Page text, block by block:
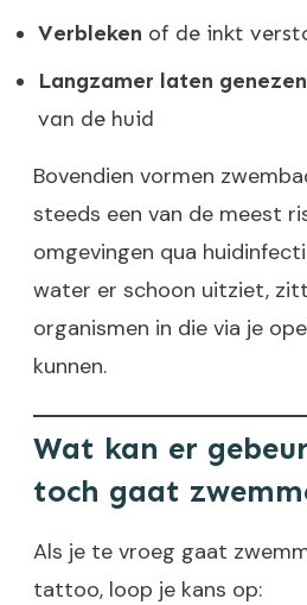
Verbleken of de inkt
Langzamer laten genezen
van de huid
Bovendien vormen
steeds een van de meest
omgevingen qua
water er schoon uitziet,
organismen in die via je
kunnen.
Wat kan er
toch gaat
Als je te vroeg gaat
tattoo, loop je kans op: